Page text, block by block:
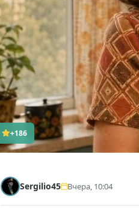
+186
Sergilio45 Вчера, 10:04